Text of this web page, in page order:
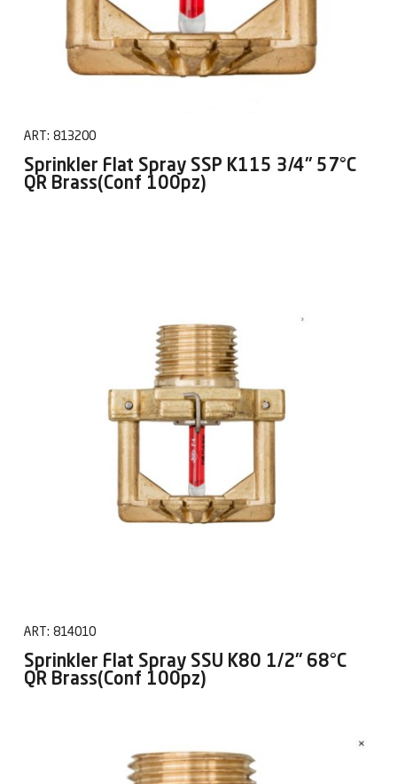
ART: 813200
Sprinkler Flat Spray SSP K115 3/4" 57°C
QR Brass(Conf 100pz)
ART: 814010
Sprinkler Flat Spray SSU K80 1/2" 68°C
QR Brass(Conf 100pz)